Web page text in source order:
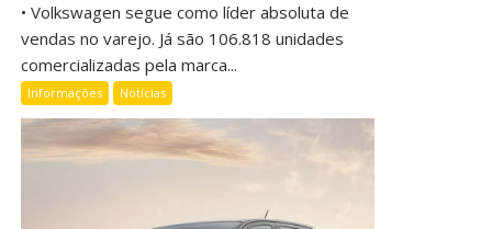
• Volkswagen segue como líder absoluta de
vendas no varejo. Já são 106.818 unidades
comercializadas pela marca...
Informações Notícias